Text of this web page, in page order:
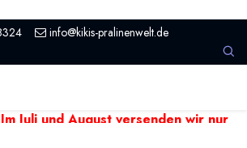
info@kikis-pralinenwelt.de
Juli und August versenden wir nur